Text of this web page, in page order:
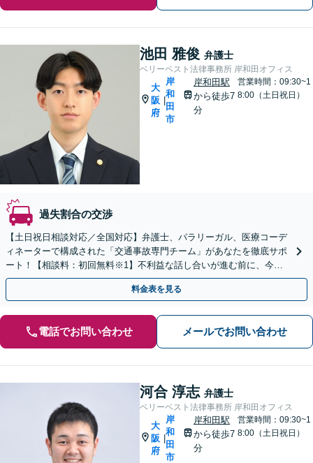
池田 雅俊 弁護士
ベリーベスト法律事務所 岸和田オフィス
大
阪
府
岸
和
田
市
岸和田駅
から徒歩7
分
営業時間：09:30~1
8:00（土日祝日）
過失割合の交渉
【土日祝日相談対応／全国対応】弁護士、パラリーガル、医療コーデ
ィネーターで構成された「交通事故専門チーム」があなたを徹底サポ
ート！【相談料：初回無料※1】不利益な話し合いが進む前に、今す
ぐ相談！
料金表を見る
電話でお問い合わせ メールでお問い合わせ
河合 淳志 弁護士
ベリーベスト法律事務所 岸和田オフィス
大
阪
府
岸
和
田
市
岸和田駅
から徒歩7
分
営業時間：09:30~1
8:00（土日祝日）